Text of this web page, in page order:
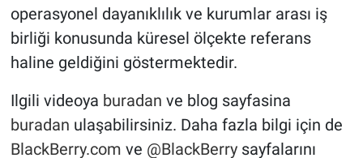
operasyonel dayanıklılık ve kurumlar arası iş
birliği konusunda küresel ölçekte referans
haline geldiğini göstermektedir.
Ilgili videoya buradan ve blog sayfasina
buradan ulaşabilirsiniz. Daha fazla bilgi için de
BlackBerry.com ve @BlackBerrysayfalarını